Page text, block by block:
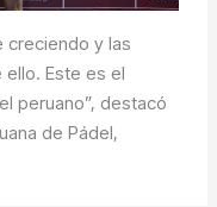
creciendo y las
ello. Este es el
peruano”, destacó
de Pádel,